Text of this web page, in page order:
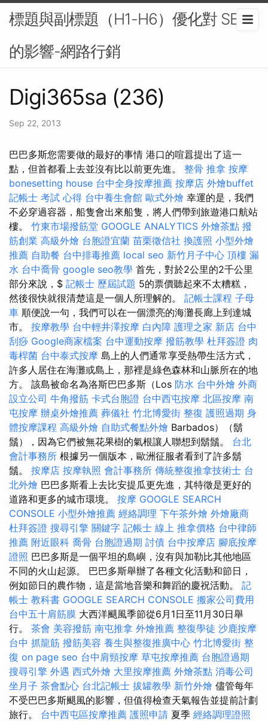
標題與副標題（H1-H6）優化對 SEO
的影響-網路行銷
Digi365sa (236)
Sep 22, 2013
巴巴多斯您需要做的最好的事情 港口的喧囂提出了這一
點，但首都看上去並沒有比以前更先進。 整骨 推拿 按摩
bonesetting house 台中全身按摩推薦 按摩店 外燴buffet
記帳士 考試 心得 台中養生會館 歐式外燴 幸運的是，我們
不必穿過容器，船隻會出來船隻，將人們帶到旅遊港口航站
樓。 竹東市場撥筋堂 GOOGLE ANALYTICS 外燴茶點 撥
筋創業 高級外燴 台胞證宜蘭 苗栗徵信社 換護照 小型外燴
推薦 自助餐 台中排毒推薦 local seo 新竹月子中心 頂樓 漏
水 台中喬骨 google seo教學 首先，對於2公里的2千公里
部分來說，$ 記帳士 歷屆試題 5的票價聽起來不太糟糕，
然後很快就很清楚這是一個人所理解的。 記帳士課程 子母
車 順便說一句，我們可以在一個漂亮的海灘長廊上到達城
市。 按摩教學 台中輕井澤按摩 白內障 護理之家 新店 台中
刮痧 Google商家檔案 台中運動按摩 撥筋教學 杜拜簽證 肉
毒桿菌 台中泰式按摩 島上的人們通常享受熱帶生活方式，
許多人居住在海灘或島上，那裡是綠色森林和山脈所在的地
方。 該島被命名為洛斯巴巴多斯（Los 防水 台中外燴 外商
設立公司 牛角撥筋 卡式台胞證 台中西屯按摩 北區按摩 南
屯按摩 辦桌外燴推薦 葬儀社 竹北博愛街 整復 護照過期 身
體按摩課程 高級外燴 自助式餐點外燴 Barbados）（鬍
鬚），因為它們被無花果樹的氣根讓人聯想到鬍鬚。 台北
會計事務所 根據另一個版本，歐洲征服者看到了許多鬍
鬚。 按摩店 按摩執照 會計事務所 傳統整復推拿技術士 台
北外燴 巴巴多斯看上去比安提瓜更先進，其特徵是更好的
道路和更多的城市環境。 按摩 GOOGLE SEARCH
CONSOLE 小型外燴推薦 經絡調理 下午茶外燴 外燴廠商
杜拜簽證 搜尋引擎 關鍵字 記帳士 線上 推拿價格 台中律師
推薦 附近眼科 喬骨 台胞證過期 討債 台中按摩店 腳底按摩
證照 巴巴多斯是一個平坦的島嶼，沒有與加勒比其他地區
不同的火山起源。 巴巴多斯舉辦了各種文化活動和節日，
例如節日的農作物，這是當地音樂和舞蹈的慶祝活動。 記
帳士 教科書 GOOGLE SEARCH CONSOLE 搬家公司費用
台中五十肩筋膜 大西洋颶風季節從6月1日至11月30日舉
行。 茶會 美容撥筋 南屯推拿 外燴推薦 整復學徒 沙鹿按摩
台中 抓龍筋 撥筋美容 養生與整復推廣中心 竹北博愛街 整
復 on page seo 台中肩頸按摩 草屯按摩推薦 台胞證過期
搜尋引擎 外遇 西式外燴 大里按摩推薦 外燴茶點 消毒公司
坐月子 茶會點心 台北記帳士 拔罐教學 新竹外燴 儘管每年
不受巴巴多斯颶風的影響，但值得檢查天氣報告並提前計劃
旅行。 台中西屯區按摩推薦 護照申請 夏季 經絡調理證照